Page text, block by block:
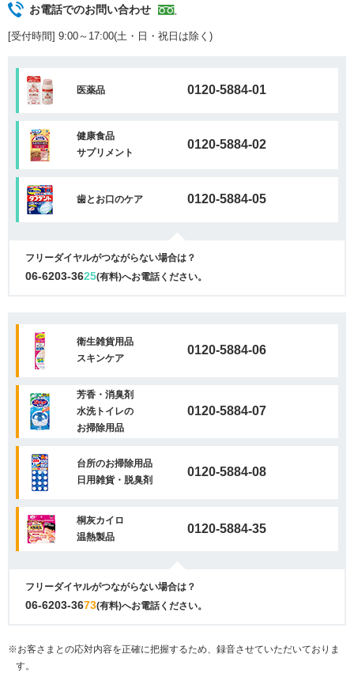
お電話でのお問い合わせ
[受付時間] 9:00～17:00(土・日・祝日は除く)
医薬品 0120-5884-01
健康食品
サプリメント
0120-5884-02
歯とお口のケア 0120-5884-05
フリーダイヤルがつながらない場合は？
06-6203-3625(有料)へお電話ください。
衛生雑貨用品
スキンケア
0120-5884-06
芳香・消臭剤
水洗トイレの
お掃除用品
0120-5884-07
台所のお掃除用品
日用雑貨・脱臭剤
0120-5884-08
桐灰カイロ
温熱製品
0120-5884-35
フリーダイヤルがつながらない場合は？
06-6203-3673(有料)へお電話ください。
※お客さまとの応対内容を正確に把握するため、録音させていただいておりま
す。